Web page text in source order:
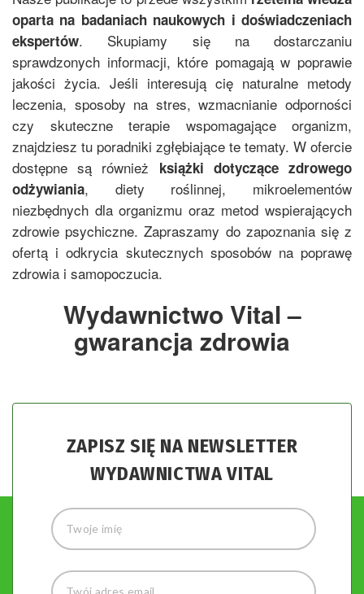
oparta na badaniach naukowych i doświadczeniach
ekspertów. Skupiamy się na dostarczaniu
sprawdzonych informacji, które pomagają w poprawie
jakości życia. Jeśli interesują cię naturalne metody
leczenia, sposoby na stres, wzmacnianie odporności
czy skuteczne terapie wspomagające organizm,
znajdziesz tu poradniki zgłębiające te tematy. W ofercie
dostępne są również książki dotyczące zdrowego
odżywiania, diety roślinnej, mikroelementów
niezbędnych dla organizmu oraz metod wspierających
zdrowie psychiczne. Zapraszamy do zapoznania się z
ofertą i odkrycia skutecznych sposobów na poprawę
zdrowia i samopoczucia.
Wydawnictwo Vital –
gwarancja zdrowia
ZAPISZ SIĘ NA NEWSLETTER
WYDAWNICTWA VITAL